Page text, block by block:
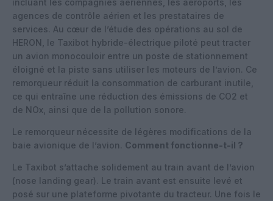
agences de contrôle aérien et les prestataires de
services. Au cœur de l’étude des opérations au sol de
HERON, le Taxibot hybride-électrique piloté peut tracter
un avion monocouloir entre un poste de stationnement
éloigné et la piste sans utiliser les moteurs de l’avion. Ce
remorqueur réduit la consommation de carburant inutile,
ce qui entraîne une réduction des émissions de CO2 et
de NOx, ainsi que de la pollution sonore.
Le remorqueur nécessite de légères modifications de la
baie avionique de l’avion. Comment fonctionne-t-il ?
Le Taxibot s’attache solidement au train avant de l’avion
(nose landing gear). Le train avant est ensuite levé et
posé sur une plateforme pivotante du tracteur. Une fois le